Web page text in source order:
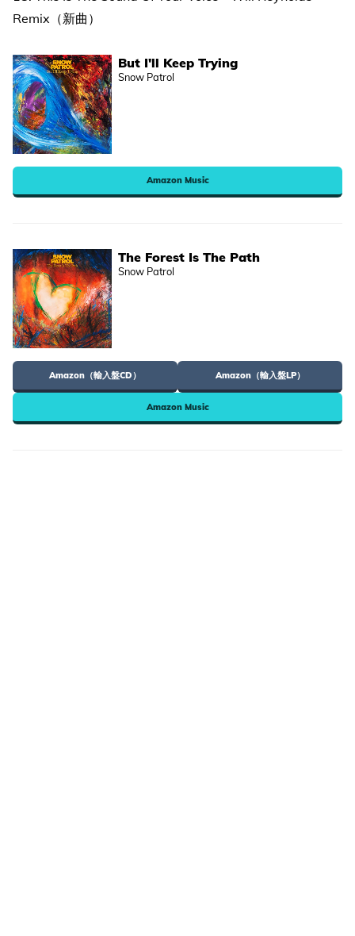
Remix（新曲）
But I'll Keep Trying
Snow Patrol
Amazon Music
The Forest Is The Path
Snow Patrol
Amazon（輸入盤CD） Amazon（輸入盤LP）
Amazon Music